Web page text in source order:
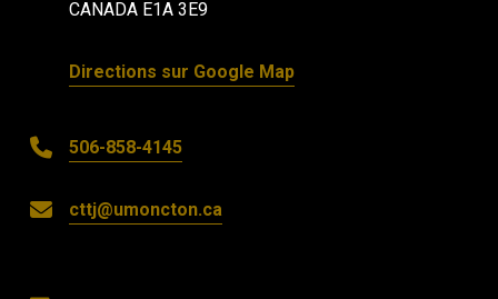
CANADA E1A 3E9
Directions sur Google Map
506-858-4145
cttj@umoncton.ca